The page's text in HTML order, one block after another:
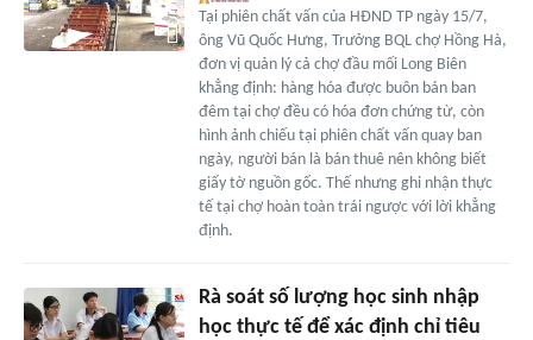
Tại phiên chất vấn của HĐND TP ngày 15/7,
ông Vũ Quốc Hưng, Trưởng BQL chợ Hồng Hà,
đơn vị quản lý cả chợ đầu mối Long Biên
khẳng định: hàng hóa được buôn bán ban
đêm tại chợ đều có hóa đơn chứng từ, còn
hình ảnh chiếu tại phiên chất vấn quay ban
ngày, người bán là bán thuê nên không biết
giấy tờ nguồn gốc. Thế nhưng ghi nhận thực
tế tại chợ hoàn toàn trái ngược với lời khẳng
định.
Rà soát số lượng học sinh nhập
học thực tế để xác định chỉ tiêu